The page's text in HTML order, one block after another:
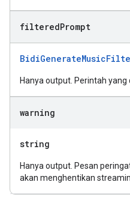
filteredPrompt
Hanya output. Perintah yang
warning
string
Hanya output. Pesan
akan menghentikan